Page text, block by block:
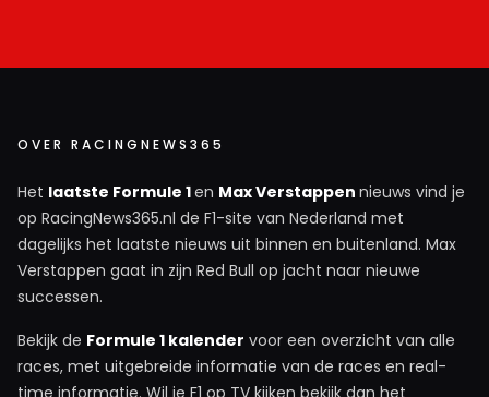
OVER RACINGNEWS365
Het laatste Formule 1en Max Verstappen nieuws vind je
op RacingNews365.nl de F1-site van Nederland met
dagelijks het laatste nieuws uit binnen en buitenland. Max
Verstappen gaat in zijn Red Bull op jacht naar nieuwe
successen.
Bekijk de Formule 1 kalender voor een overzicht van alle
races, met uitgebreide informatie van de races en real-
time informatie. Wil je F1 op TV kijken bekijk dan het